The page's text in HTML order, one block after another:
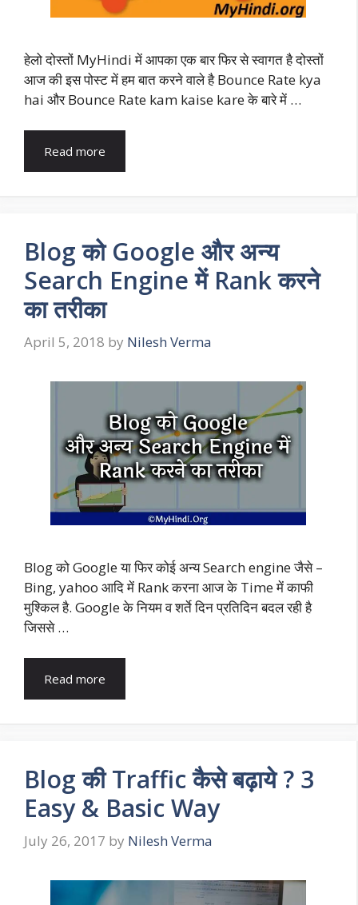
हेलो दोस्तों MyHindi में आपका एक बार फिर से स्वागत है दोस्तों
आज की इस पोस्ट में हम बात करने वाले है Bounce Rate kya
hai और Bounce Rate kam kaise kare के बारे में …
Read more
Blog को Google और अन्य
Search Engine में Rank करने
का तरीका
April 5, 2018 by Nilesh Verma
Blog को Google या फिर कोई अन्य Search engine जैसे –
Bing, yahoo आदि में Rank करना आज के Time में काफी
मुश्किल है. Google के नियम व शर्ते दिन प्रतिदिन बदल रही है
जिससे …
Read more
Blog की Traffic कैसे बढ़ाये ? 3
Easy & Basic Way
July 26, 2017 by Nilesh Verma